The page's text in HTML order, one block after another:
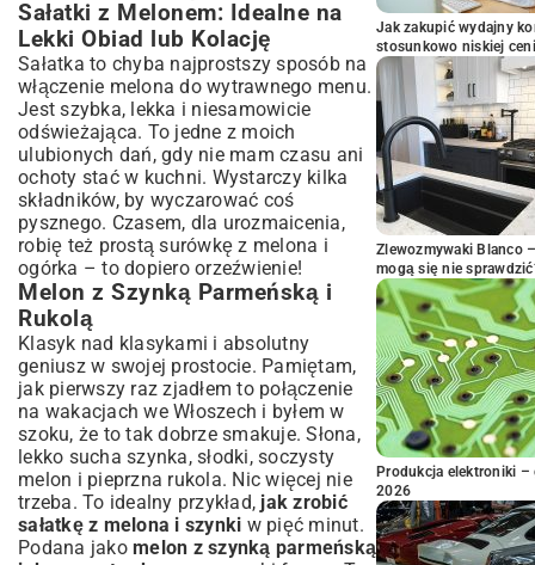
Sałatki z Melonem: Idealne na
Lekki Obiad lub Kolację
Sałatka to chyba najprostszy sposób na
włączenie melona do wytrawnego menu.
Jest szybka, lekka i niesamowicie
odświeżająca. To jedne z moich
ulubionych dań, gdy nie mam czasu ani
ochoty stać w kuchni. Wystarczy kilka
składników, by wyczarować coś
pysznego. Czasem, dla urozmaicenia,
robię też prostąsurówkę z melona i
ogórka – to dopiero orzeźwienie!
Melon z Szynką Parmeńską i
Rukolą
Klasyk nad klasykami i absolutny
geniusz w swojej prostocie. Pamiętam,
jak pierwszy raz zjadłem to połączenie
na wakacjach we Włoszech i byłem w
szoku, że to tak dobrze smakuje. Słona,
lekko sucha szynka, słodki, soczysty
melon i pieprzna rukola. Nic więcej nie
trzeba. To idealny przykład, jak zrobić
sałatkę z melona i szynki w pięć minut.
Podana jako melon z szynką parmeńską
Jak zakupić wydajny
stosunkowo niskiej
Zlewozmywaki Blanco
mogą się nie
Produkcja elektroniki –
2026